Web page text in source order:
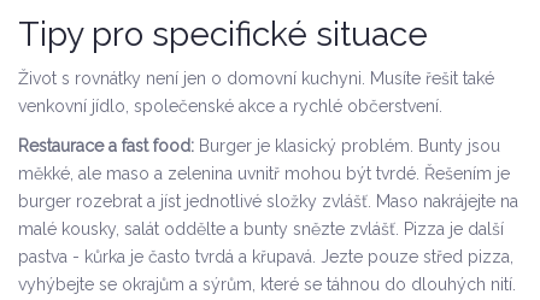
Tipy pro specifické situace
Život s rovnátky není jen o domovní kuchyni. Musíte řešit také
venkovní jídlo, společenské akce a rychlé občerstvení.
Restaurace a fast food: Burger je klasický problém. Bunty jsou
měkké, ale maso a zelenina uvnitř mohou být tvrdé. Řešením je
burger rozebrat a jíst jednotlivé složky zvlášť. Maso nakrájejte na
malé kousky, salát oddělte a bunty snězte zvlášť. Pizza je další
pastva - kůrka je často tvrdá a křupavá. Jezte pouze střed pizza,
vyhýbejte se okrajům a sýrům, které se táhnou do dlouhých nití.